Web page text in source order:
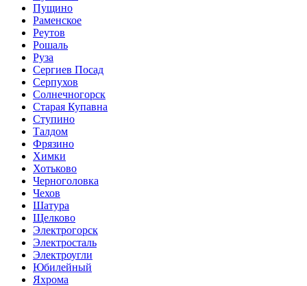
Пущино
Раменское
Реутов
Рошаль
Руза
Сергиев Посад
Серпухов
Солнечногорск
Старая Купавна
Ступино
Талдом
Фрязино
Химки
Хотьково
Черноголовка
Чехов
Шатура
Щелково
Электрогорск
Электросталь
Электроугли
Юбилейный
Яхрома